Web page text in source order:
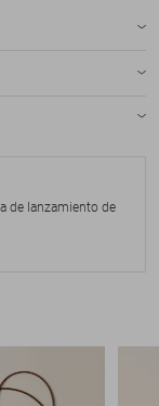
de lanzamiento de